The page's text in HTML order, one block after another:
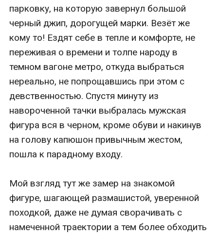
парковку, на которую завернул большой
черный джип, дорогущей марки. Везёт же
кому то! Ездят себе в тепле и комфорте, не
переживая о времени и толпе народу в
темном вагоне метро, откуда выбраться
нереально, не попрощавшись при этом с
девственностью. Спустя минуту из
навороченной тачки выбралась мужская
фигура вся в черном, кроме обуви и накинув
на голову капюшон привычным жестом,
пошла к парадному входу.
Мой взгляд тут же замер на знакомой
фигуре, шагающей размашистой, уверенной
походкой, даже не думая сворачивать с
намеченной траектории а тем более обходить